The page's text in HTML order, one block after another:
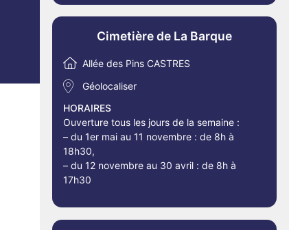
Cimetière de La Barque
Allée des Pins CASTRES
Géolocaliser
HORAIRES
Ouverture tous les jours de la semaine :
– du 1er mai au 11 novembre : de 8h à
18h30,
– du 12 novembre au 30 avril : de 8h à
17h30